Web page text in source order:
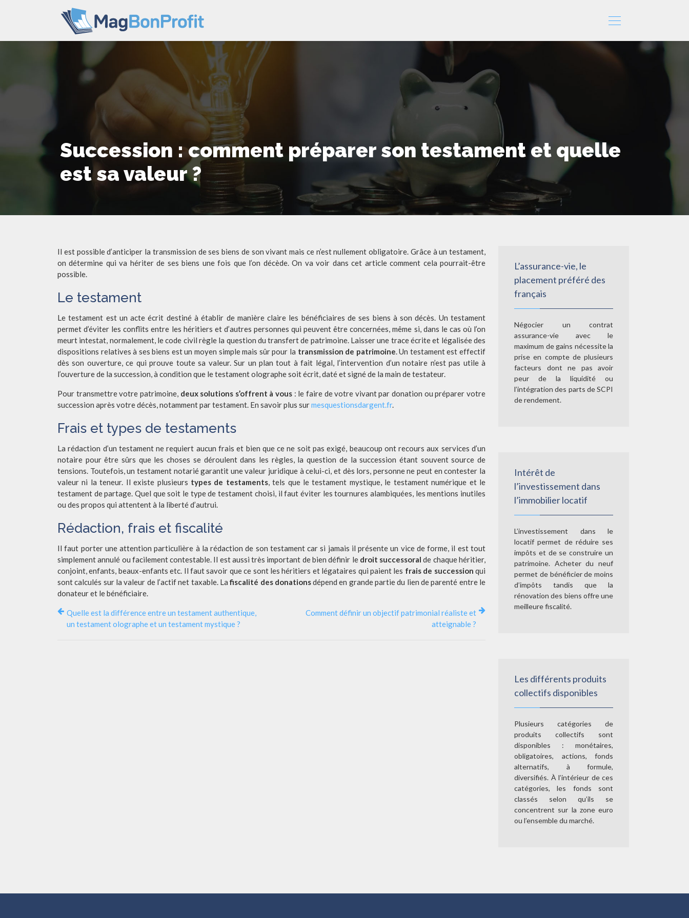
Succession : comment préparer son testament et quelle
est sa valeur ?
Il est possible d’anticiper la transmission de ses biens de son vivant mais ce n’est nullement obligatoire. Grâce à un testament,
on détermine qui va hériter de ses biens une fois que l’on décède. On va voir dans cet article comment cela pourrait-être
possible.
Le testament
Le testament est un acte écrit destiné à établir de manière claire les bénéficiaires de ses biens à son décès. Un testament
permet d’éviter les conflits entre les héritiers et d’autres personnes qui peuvent être concernées, même si, dans le cas où l’on
meurt intestat, normalement, le code civil règle la question du transfert de patrimoine. Laisser une trace écrite et légalisée des
dispositions relatives à ses biens est un moyen simple mais sûr pour la transmission de patrimoine. Un testament est effectif
dès son ouverture, ce qui prouve toute sa valeur. Sur un plan tout à fait légal, l’intervention d’un notaire n’est pas utile à
l’ouverture de la succession, à condition que le testament olographe soit écrit, daté et signé de la main de testateur.
Pour transmettre votre patrimoine, deux solutions s’offrent à vous : le faire de votre vivant par donation ou préparer votre
succession après votre décès, notamment par testament. En savoir plus surmesquestionsdargent.fr.
Frais et types de testaments
La rédaction d’un testament ne requiert aucun frais et bien que ce ne soit pas exigé, beaucoup ont recours aux services d’un
notaire pour être sûrs que les choses se déroulent dans les règles, la question de la succession étant souvent source de
tensions. Toutefois, un testament notarié garantit une valeur juridique à celui-ci, et dès lors, personne ne peut en contester la
valeur ni la teneur. Il existe plusieurs types de testaments, tels que le testament mystique, le testament numérique et le
testament de partage. Quel que soit le type de testament choisi, il faut éviter les tournures alambiquées, les mentions inutiles
ou des propos qui attentent à la liberté d’autrui.
Rédaction, frais et fiscalité
Il faut porter une attention particulière à la rédaction de son testament car si jamais il présente un vice de forme, il est tout
simplement annulé ou facilement contestable. Il est aussi très important de bien définir le droit successoral de chaque héritier,
conjoint, enfants, beaux-enfants etc. Il faut savoir que ce sont les héritiers et légataires qui paient les frais de succession qui
sont calculés sur la valeur de l’actif net taxable. Lafiscalité des donationsdépend en grande partie du lien de parenté entre le
donateur et le bénéficiaire.
Quelle est la différence entre un testament authentique,
un testament olographe et un testament mystique ?
Comment définir un objectif patrimonial réaliste et
atteignable ?
L’assurance-vie, le
placement préféré des
français
Négocier un contrat
assurance-vie avec le
maximum de gains nécessite la
prise en compte de plusieurs
facteurs dont ne pas avoir
peur de la liquidité ou
l’intégration des parts de SCPI
de rendement.
Intérêt de
l’investissement dans
l’immobilier locatif
L’investissement dans le
locatif permet de réduire ses
impôts et de se construire un
patrimoine. Acheter du neuf
permet de bénéficier de moins
d’impôts tandis que la
rénovation des biens offre une
meilleure fiscalité.
Les différents produits
collectifs disponibles
Plusieurs catégories de
produits collectifs sont
disponibles : monétaires,
obligatoires, actions, fonds
alternatifs, à formule,
diversifiés. À l’intérieur de ces
catégories, les fonds sont
classés selon qu’ils se
concentrent sur la zone euro
ou l’ensemble du marché.